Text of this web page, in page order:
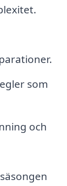
som
och